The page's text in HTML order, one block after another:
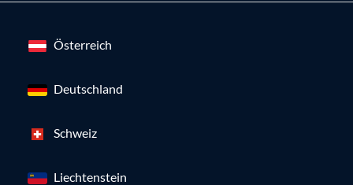
Österreich
Deutschland
Schweiz
Liechtenstein